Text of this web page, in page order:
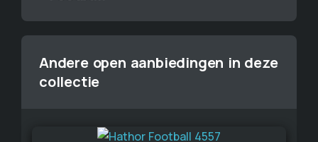
Andere open aanbiedingen in deze
collectie